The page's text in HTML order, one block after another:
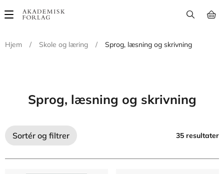
Main
Hjem
/ Skole og læring / Sprog, læsning og skrivning
Sprog, læsning og skrivning
Sortér og filtrer 35 resultater